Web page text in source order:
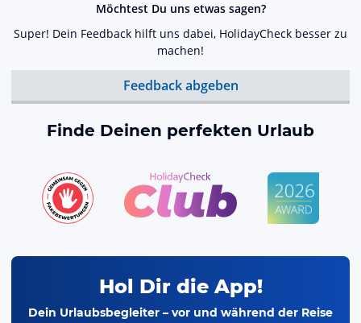
Möchtest Du uns etwas sagen?
Super! Dein Feedback hilft uns dabei, HolidayCheck besser zu
machen!
Feedback abgeben
Finde Deinen perfekten Urlaub
Hol Dir die App!
Dein Urlaubsbegleiter – vor und während der Reise